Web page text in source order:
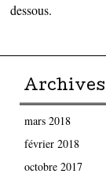
dessous.
Archives
mars 2018
février 2018
octobre 2017